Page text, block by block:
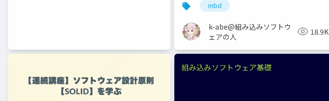
mbd
k-abe@組み込みソフトウ
ェアの人
18.9K